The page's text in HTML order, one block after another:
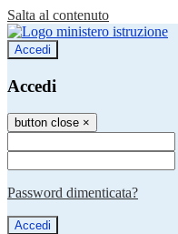
Salta al contenuto
Accedi
Accedi
button close ×
Password dimenticata?